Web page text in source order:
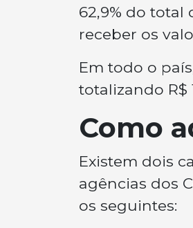
62,9% do total
receber os
Em todo o
totalizando R$
Como
Existem dois
agências dos
os seguintes: